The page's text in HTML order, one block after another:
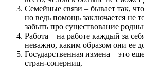
Семейные связи – бывает так,
но ведь помощь заключается не
забыть про существование
Работа – на работе каждый за
неважно, каким образом они ее
Государственная измена – это
стран-соперниц.